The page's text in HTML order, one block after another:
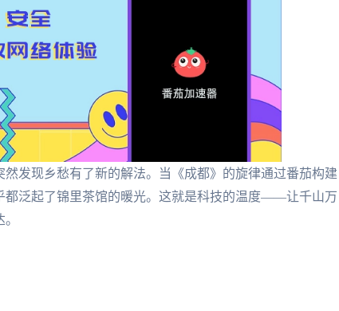
发现乡愁有了新的解法。当《成都》的旋律通过番茄构建
都泛起了锦里茶馆的暖光。这就是科技的温度——让千山万